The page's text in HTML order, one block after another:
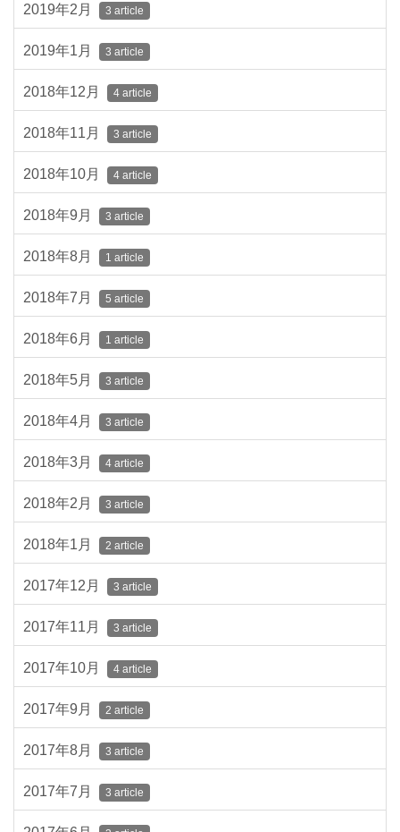
2019年2月 3 article
2019年1月 3 article
2018年12月 4 article
2018年11月 3 article
2018年10月 4 article
2018年9月 3 article
2018年8月 1 article
2018年7月 5 article
2018年6月 1 article
2018年5月 3 article
2018年4月 3 article
2018年3月 4 article
2018年2月 3 article
2018年1月 2 article
2017年12月 3 article
2017年11月 3 article
2017年10月 4 article
2017年9月 2 article
2017年8月 3 article
2017年7月 3 article